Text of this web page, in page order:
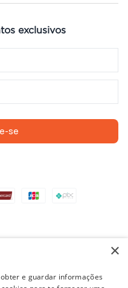
exclusivos
se
e frete válidos apenas
×
e guardar informações